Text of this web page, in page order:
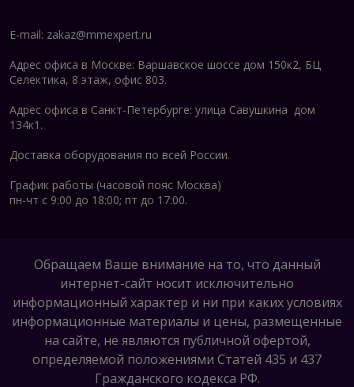
E-mail: zakaz@mmexpert.ru
Адрес офиса в Москве: Варшавское шоссе дом 150к2, БЦ
Селектика, 8 этаж, офис 803.
Адрес офиса в Санкт-Петербурге: улица Савушкина дом
134к1.
Доставка оборудования по всей России.
График работы (часовой пояс Москва)
пн-чт с 9:00 до 18:00; пт до 17:00.
Обращаем Ваше внимание на то, что данный
интернет-сайт носит исключительно
информационный характер и ни при каких условиях
информационные материалы и цены, размещенные
на сайте, не являются публичной офертой,
определяемой положениями Статей 435 и 437
Гражданского кодекса РФ.